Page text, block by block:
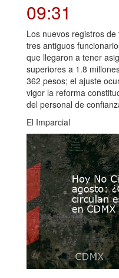
09:31
Los nuevos registros
tres antiguos
que llegaron a tener
superiores a 1.8
362 pesos; el ajuste
vigor la reforma
del personal de
El Imparcial